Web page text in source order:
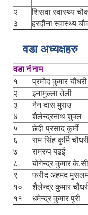
२
शिसवा स्वास्थ्य
३
हरदौना स्वास्थ्य
वडा अध्यक्षहरु
वडा नंनाम
१
प्रमोद कुमार चौधरी
२
इनामुल्ला तेली
३
नैन दास मुराउ
४
शैलेन्द्रनाथ शुक्ल
५
छेदी प्रसाद कुर्मी
६
राम सिंह कुर्मि
७
रामरुप बढई
८
योगेन्द्र कुमार
९
फरीद अहमद
१०
शैलेन्द्र कुमार
११
धमेन्द्र कुमार पुरी